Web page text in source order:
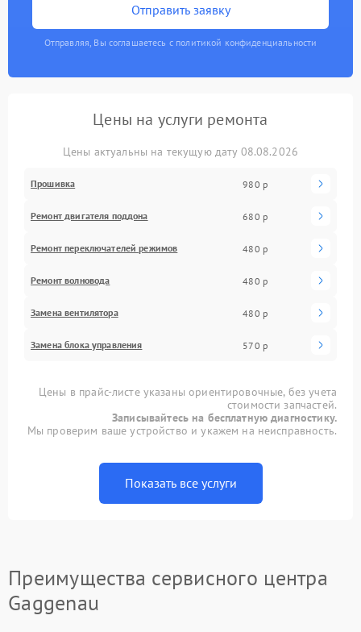
Отправить заявку
Отправляя, Вы соглашаетесь с политикой конфиденциальности
Цены на услуги ремонта
Цены актуальны на текущую дату 08.08.2026
Прошивка 980 р
Ремонт двигателя поддона 680 р
Ремонт переключателей режимов 480 р
Ремонт волновода 480 р
Замена вентилятора 480 р
Замена блока управления 570 р
Цены в прайс-листе указаны ориентировочные, без учета
стоимости запчастей.
Записывайтесь на бесплатную диагностику.
Мы проверим ваше устройство и укажем на неисправность.
Показать все услуги
Преимущества сервисного центра
Gaggenau